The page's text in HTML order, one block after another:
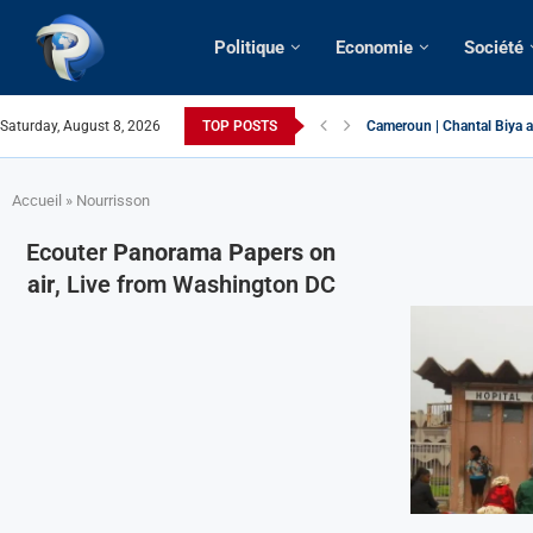
Politique Economie Société
Saturday, August 8, 2026 TOP POSTS
Accueil » Nourrisson
Ecouter Panorama Papers on
air, Live from Washington DC